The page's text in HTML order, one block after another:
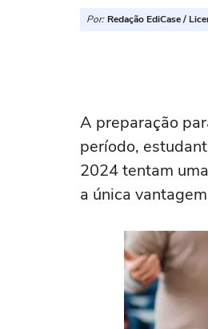
Por: Redação EdiCase /
A preparação
período,
2024 tentam
a única